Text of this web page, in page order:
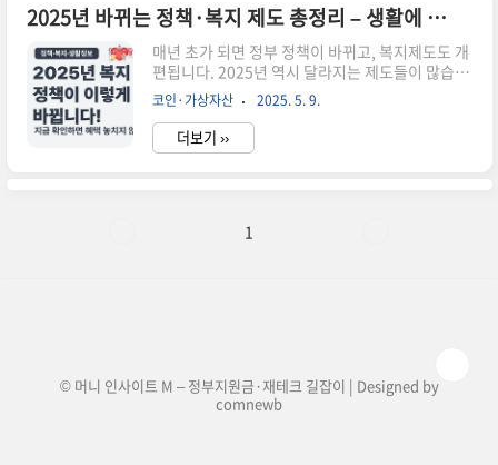
빙 없이 상황 중심 판단으로 신속히 지급되며, 시·
군·구청 또는 읍면동 주민센터에서 신청할 수 있습
니다.📌 어떤 상황에서 받을 수 있나요?실직 또는
사업 중단으로 소득이 급감한 경우가족이 중환자/
중병에 걸려 의료비 과부담 발생 시화재, 천재지변
등 재해 피해 시가정폭력·이혼 등 가정 해체 상황
발생 시사망·실종 등 생계..
2025년 바뀌는 정책·복지 제도 총정리 – 생활에 바로 적용하는 정보 가이드
매년 초가 되면 정부 정책이 바뀌고, 복지제도도 개
편됩니다. 2025년 역시 달라지는 제도들이 많습니
다. 하지만 대부분은 뉴스에만 잠깐 등장하고, 정작
일상에 어떻게 적용되는지 모르는 분들이 많습니
다.이 글에서는 2025년을 기준으로 꼭 챙겨야 할
정책·복지·생활제도를 한눈에 정리하고, 아래에
건 변경건강보험료 경감 대상 확대정부24로 민원
코인·가상자산 2025. 5. 9.
더보기 ››
1
© 머니 인사이트 M – 정부지원금·재테크 길잡이 | Designed by
comnewb